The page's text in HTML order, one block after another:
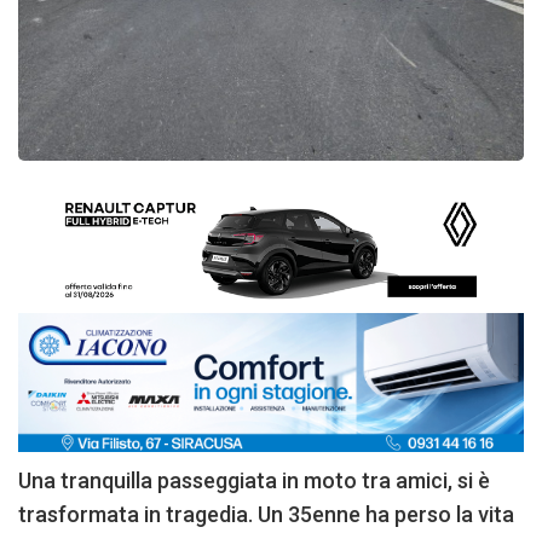
Una tranquilla passeggiata in moto tra amici, si è
trasformata in tragedia. Un 35enne ha perso la vita